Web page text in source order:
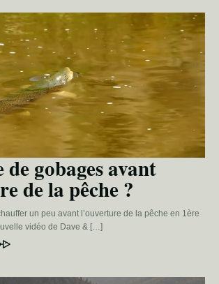
gobages avant
de la pêche ?
un peu avant l’ouverture de la pêche en 1ère
vidéo de Dave & […]